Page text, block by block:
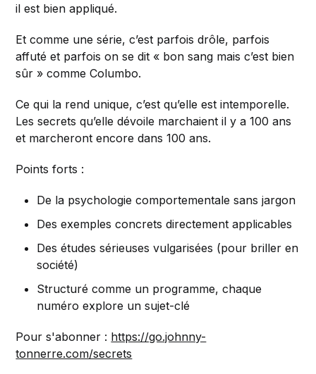
il est bien appliqué.
Et comme une série, c’est parfois drôle, parfois
affuté et parfois on se dit « bon sang mais c’est bien
sûr » comme Columbo.
Ce qui la rend unique, c’est qu’elle est intemporelle.
Les secrets qu’elle dévoile marchaient il y a 100 ans
et marcheront encore dans 100 ans.
Points forts :
De la psychologie comportementale sans jargon
Des exemples concrets directement applicables
Des études sérieuses vulgarisées (pour briller en
société)
Structuré comme un programme, chaque
numéro explore un sujet-clé
Pour s'abonner : https://go.johnny-
tonnerre.com/secrets